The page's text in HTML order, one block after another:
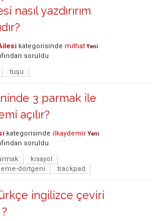
nasıl yazdırırım
kategorisinde mithat Yeni
soruldu
tuşu
3 parmak ile
açılır?
kategorisinde ilkaydemir Yeni
soruldu
kısayol
dörtgeni trackpad
ingilizce çeviri